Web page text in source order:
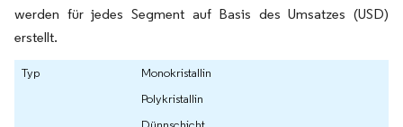
werden für jedes Segment auf Basis des Umsatzes (USD)
erstellt.
Typ
Monokristallin
Polykristallin